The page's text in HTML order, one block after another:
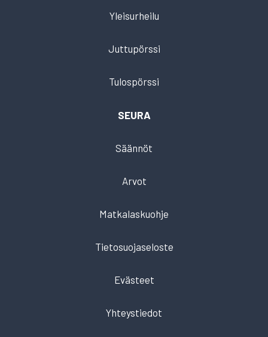
Yleisurheilu
Juttupörssi
Tulospörssi
SEURA
Säännöt
Arvot
Matkalaskuohje
Tietosuojaseloste
Evästeet
Yhteystiedot